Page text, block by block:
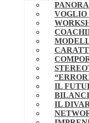
VOGLIO
IL
IL